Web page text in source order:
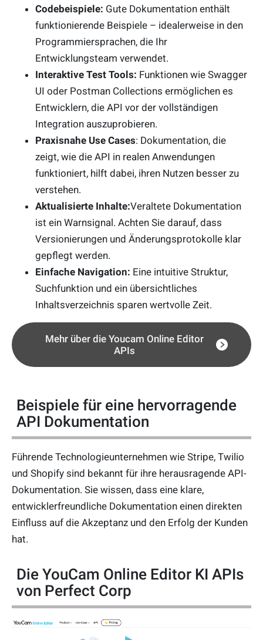
Codebeispiele: Gute Dokumentation enthält
funktionierende Beispiele – idealerweise in den
Programmiersprachen, die Ihr
Entwicklungsteam verwendet.
Interaktive Test Tools: Funktionen wie Swagger
UI oder Postman Collections ermöglichen es
Entwicklern, die API vor der vollständigen
Integration auszuprobieren.
Praxisnahe Use Cases: Dokumentation, die
zeigt, wie die API in realen Anwendungen
funktioniert, hilft dabei, ihren Nutzen besser zu
verstehen.
Aktualisierte Inhalte:Veraltete Dokumentation
ist ein Warnsignal. Achten Sie darauf, dass
Versionierungen und Änderungsprotokolle klar
gepflegt werden.
Einfache Navigation: Eine intuitive Struktur,
Suchfunktion und ein übersichtliches
Inhaltsverzeichnis sparen wertvolle Zeit.
Mehr über die Youcam Online Editor
APIs
Beispiele für eine hervorragende
API Dokumentation
Führende Technologieunternehmen wie Stripe, Twilio
und Shopify sind bekannt für ihre herausragende API-
Dokumentation. Sie wissen, dass eine klare,
entwicklerfreundliche Dokumentation einen direkten
Einfluss auf die Akzeptanz und den Erfolg der Kunden
hat.
Die YouCam Online Editor KI APIs
von Perfect Corp